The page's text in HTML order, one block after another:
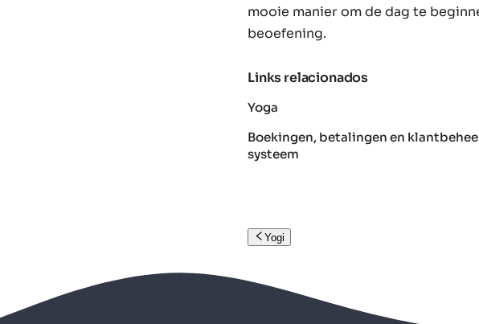
mooie manier om de dag te
beoefening.
Links relacionados
Yoga
Boekingen, betalingen en
systeem
Yogi